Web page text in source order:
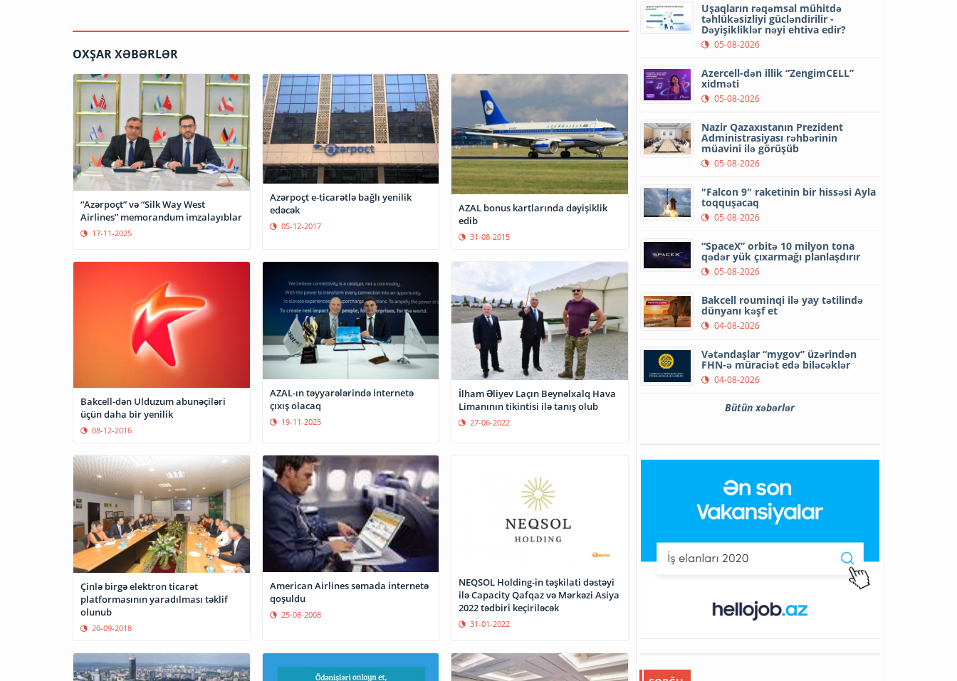
OXŞAR XƏBƏRLƏR
“Azərpoçt” və “Silk Way West
Airlines” memorandum imzalayıblar
17-11-2025
Azərpoçt e-ticarətlə bağlı yenilik
edəcək
05-12-2017
AZAL bonus kartlarında dəyişiklik
edib
31-08-2015
Bakcell-dən Ulduzum abunəçiləri
üçün daha bir yenilik
08-12-2016
AZAL-ın təyyarələrində internetə
çıxış olacaq
19-11-2025
İlham Əliyev Laçın Beynəlxalq Hava
Limanının tikintisi ilə tanış olub
27-06-2022
Çinlə birgə elektron ticarət
platformasının yaradılması təklif
olunub
20-09-2018
American Airlines səmada internetə
qoşuldu
25-08-2008
NEQSOL Holding-in təşkilati dəstəyi
ilə Capacity Qafqaz və Mərkəzi Asiya
2022 tədbiri keçiriləcək
31-01-2022
Uşaqların rəqəmsal mühitdə
təhlükəsizliyi gücləndirilir -
Dəyişikliklər nəyi ehtiva edir?
05-08-2026
Azercell-dən illik “ZengimCELL”
xidməti
05-08-2026
Nazir Qazaxıstanın Prezident
Administrasiyası rəhbərinin
müavini ilə görüşüb
05-08-2026
"Falcon 9" raketinin bir hissəsi Ayla
toqquşacaq
05-08-2026
“SpaceX” orbitə 10 milyon tona
qədər yük çıxarmağı planlaşdırır
05-08-2026
Bakcell rouminqi ilə yay tətilində
dünyanı kəşf et
04-08-2026
Vətəndaşlar “mygov” üzərindən
FHN-ə müraciət edə biləcəklər
04-08-2026
Bütün xəbərlər